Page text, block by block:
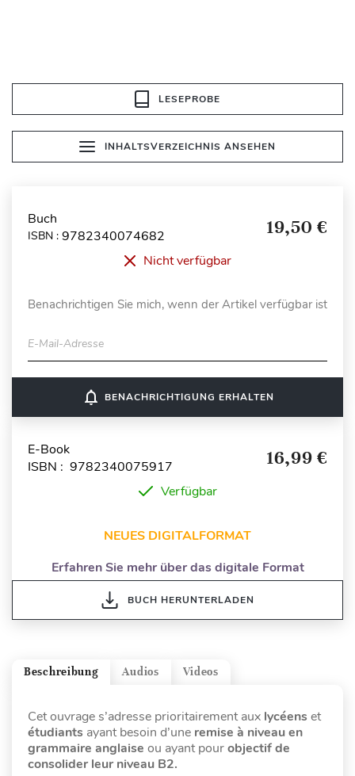
LESEPROBE
INHALTSVERZEICHNIS ANSEHEN
Buch
ISBN : 9782340074682 19,50 €
Nicht verfügbar
Benachrichtigen Sie mich, wenn der Artikel verfügbar ist
E-Mail-Adresse
notifications_none BENACHRICHTIGUNG ERHALTEN
E-Book
ISBN : 9782340075917
16,99 €
Verfügbar
NEUES DIGITALFORMAT
Erfahren Sie mehr über das digitale Format
BUCH HERUNTERLADEN
Videos
Audios
Beschreibung
Cet ouvrage s’adresse prioritairement aux lycéens et
étudiants ayant besoin d’une remise à niveau en
grammaire anglaise ou ayant pourobjectif de
consolider leur niveau B2.